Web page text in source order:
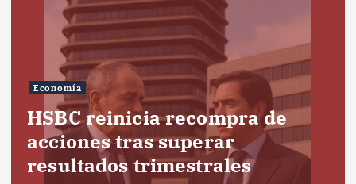
Economía
HSBC reinicia recompra de
acciones tras superar
resultados trimestrales